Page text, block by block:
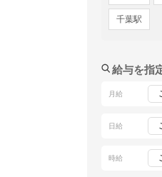
千葉駅
給与を指
月給
日給
時給